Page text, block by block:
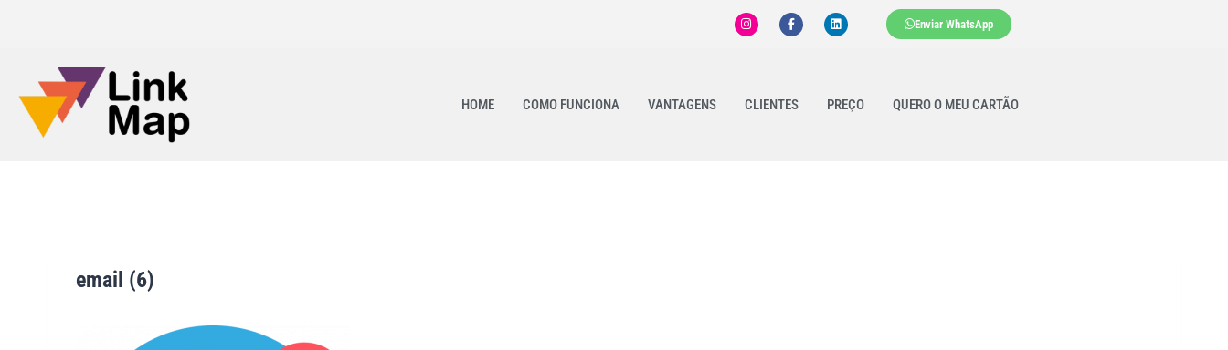
Enviar WhatsApp
HOME COMO FUNCIONA VANTAGENS CLIENTES PREÇO QUERO O MEU CARTÃO
email (6)